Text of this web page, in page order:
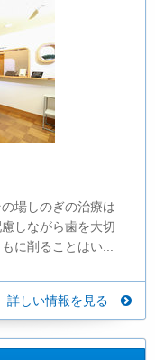
場しのぎの治療は
しながら歯を大切
に削ることはい...
詳しい情報を見る